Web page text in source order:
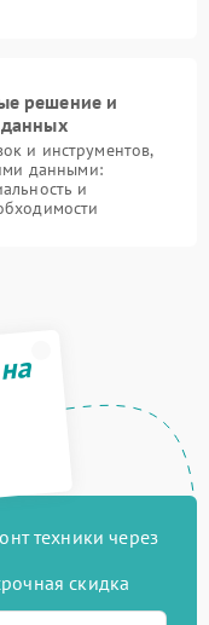
решение и
и инструментов,
данными:
и
техники через
скидка